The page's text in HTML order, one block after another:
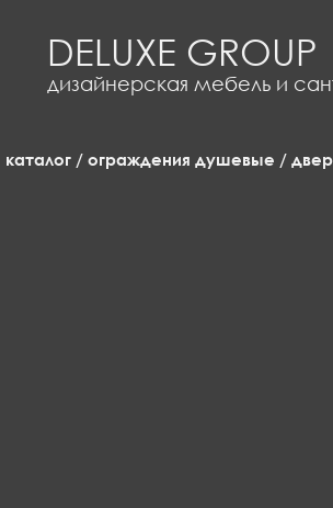
каталог
о
компании
DELUXE GROUP
дизайнерская мебель и
каталог / ограждения душевые /